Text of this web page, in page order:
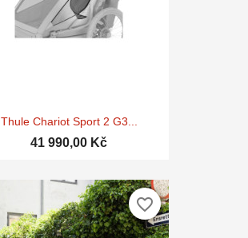
Thule Chariot Sport 2 G3...
41 990,00 Kč
favorite_border